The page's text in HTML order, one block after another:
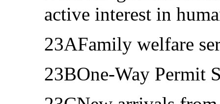
active interest in
23AFamily welfare
23BOne-Way Permit